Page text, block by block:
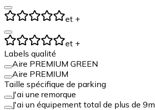
et +
et +
Labels qualité
Aire PREMIUM GREEN
Aire PREMIUM
Taille spécifique de parking
J'ai une remorque
J'ai un équipement total de plus de 9m